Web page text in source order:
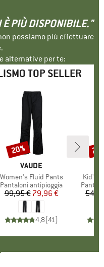
È PIÙ DISPONIBILE."
possiamo più effettuare
alternative per te:
TOP SELLER
MARCHIO
VAUDE
Articolo
Women's Fluid Pants
Gruppo di prodotti
Pantaloni antipioggia
Prezzo
99,95 € Prezzo ridotto
79,96 €
4,8(41)
Sconto
20%
Kid's